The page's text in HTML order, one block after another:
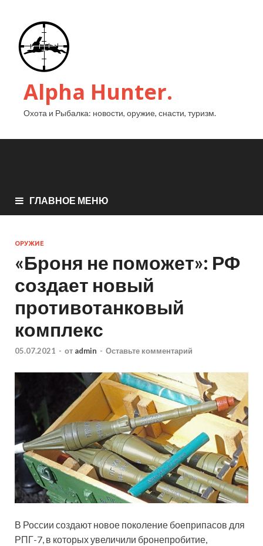
Alpha Hunter.
Охота и Рыбалка: новости, оружие, снасти, туризм.
ГЛАВНОЕ МЕНЮ
ОРУЖИЕ
«Броня не поможет»: РФ
создает новый
противотанковый
комплекс
05.07.2021 - от admin - Оставьте комментарий
В России создают новое поколение боеприпасов для
РПГ-7, в которых увеличили бронепробитие,